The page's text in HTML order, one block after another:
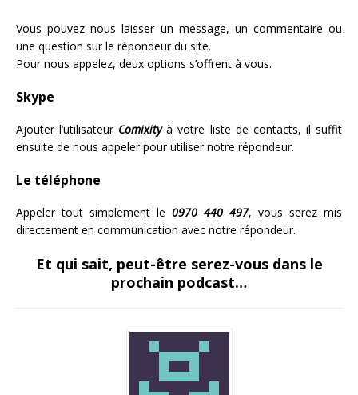
Vous pouvez nous laisser un message, un commentaire ou
une question sur le répondeur du site.
Pour nous appelez, deux options s’offrent à vous.
Skype
Ajouter l’utilisateur Comixityà votre liste de contacts, il suffit
ensuite de nous appeler pour utiliser notre répondeur.
Le téléphone
Appeler tout simplement le 0970 440 497, vous serez mis
directement en communication avec notre répondeur.
Et qui sait, peut-être serez-vous dans le
prochain podcast…